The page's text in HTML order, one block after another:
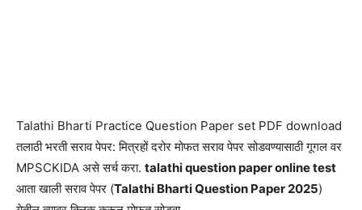
Talathi Bharti Practice Question Paper set PDF download
तलाठी भरती सराव पेपर: मित्रहों दरोर मोफत सराव पेपर सोडवण्यासाठी गूगल वर
MPSCKIDA असे सर्च करा. talathi question paper online test
आता खाली सराव पेपर (Talathi Bharti Question Paper 2025)